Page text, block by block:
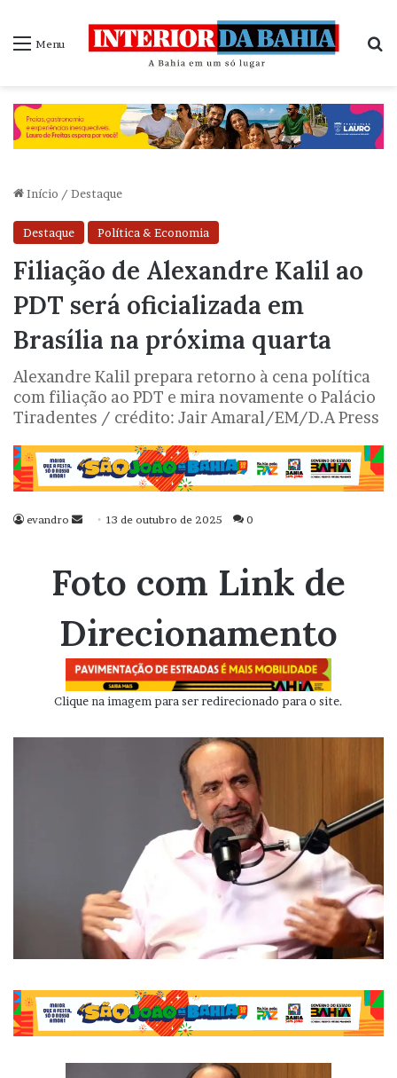
Menu
Início / Destaque
Destaque Política & Economia
Filiação de Alexandre Kalil ao
PDT será oficializada em
Brasília na próxima quarta
Alexandre Kalil prepara retorno à cena política
com filiação ao PDT e mira novamente o Palácio
Tiradentes / crédito: Jair Amaral/EM/D.A Press
evandro
Mande
mail
13 de outubro de 2025 0
Foto com Link de
Direcionamento
Clique na imagem para ser redirecionado para o site.